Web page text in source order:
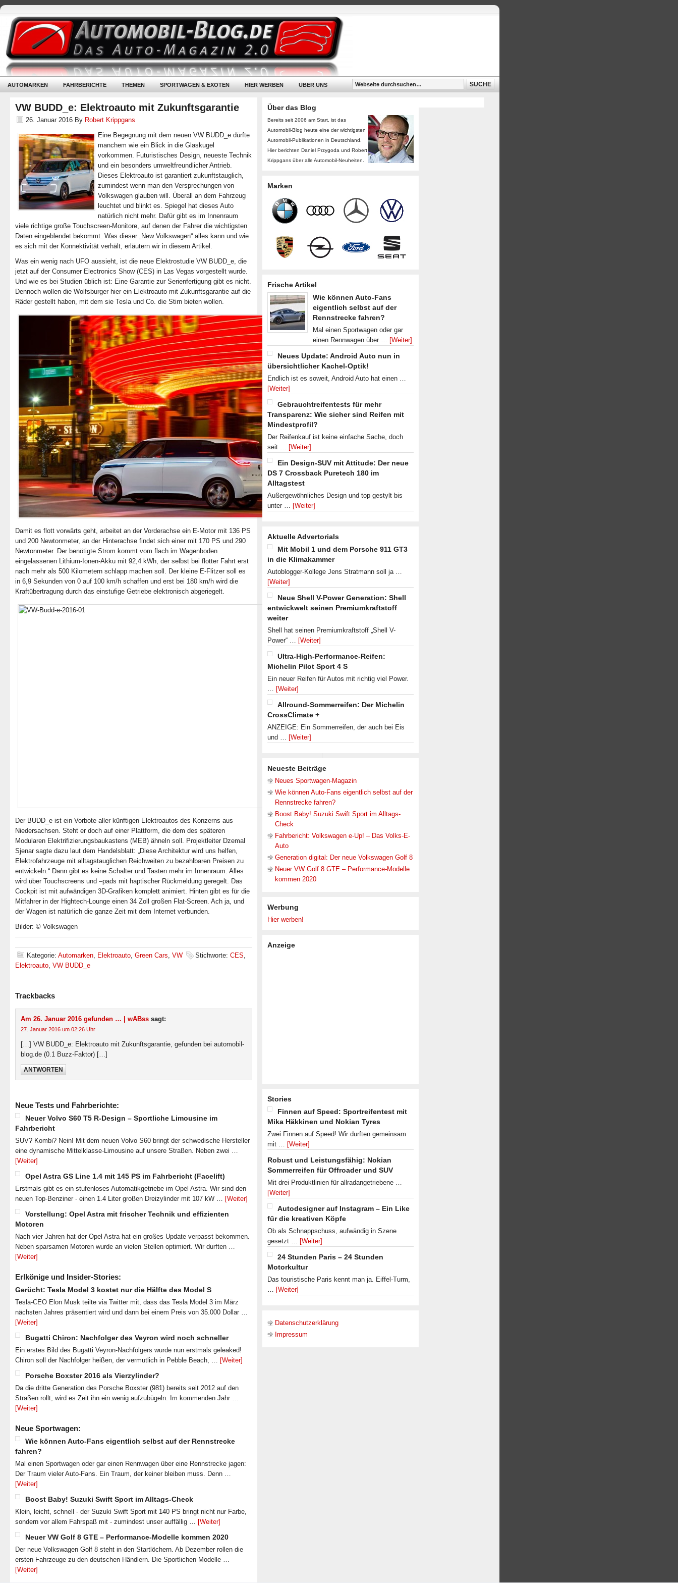
AUTOMARKEN FAHRBERICHTE THEMEN SPORTWAGEN & EXOTEN HIER WERBEN ÜBER UNS
VW BUDD_e: Elektroauto mit Zukunftsgarantie
26. Januar 2016 By Robert Krippgans
Eine Begegnung mit dem neuen VW BUDD_e dürfte
manchem wie ein Blick in die Glaskugel
vorkommen. Futuristisches Design, neueste Technik
und ein besonders umweltfreundlicher Antrieb.
Dieses Elektroauto ist garantiert zukunftstauglich,
zumindest wenn man den Versprechungen von
Volkswagen glauben will. Überall an dem Fahrzeug
leuchtet und blinkt es. Spiegel hat dieses Auto
natürlich nicht mehr. Dafür gibt es im Innenraum
viele richtige große Touchscreen-Monitore, auf denen der Fahrer die wichtigsten
Daten eingeblendet bekommt. Was dieser „New Volkswagen“ alles kann und wie
es sich mit der Konnektivität verhält, erläutern wir in diesem Artikel.
Was ein wenig nach UFO aussieht, ist die neue Elektrostudie VW BUDD_e, die
jetzt auf der Consumer Electronics Show (CES) in Las Vegas vorgestellt wurde.
Und wie es bei Studien üblich ist: Eine Garantie zur Serienfertigung gibt es nicht.
Dennoch wollen die Wolfsburger hier ein Elektroauto mit Zukunftsgarantie auf die
Räder gestellt haben, mit dem sie Tesla und Co. die Stirn bieten wollen.
Damit es flott vorwärts geht, arbeitet an der Vorderachse ein E-Motor mit 136 PS
und 200 Newtonmeter, an der Hinterachse findet sich einer mit 170 PS und 290
Newtonmeter. Der benötigte Strom kommt vom flach im Wagenboden
eingelassenen Lithium-Ionen-Akku mit 92,4 kWh, der selbst bei flotter Fahrt erst
nach mehr als 500 Kilometern schlapp machen soll. Der kleine E-Flitzer soll es
in 6,9 Sekunden von 0 auf 100 km/h schaffen und erst bei 180 km/h wird die
Kraftübertragung durch das einstufige Getriebe elektronisch abgeriegelt.
Der BUDD_e ist ein Vorbote aller künftigen Elektroautos des Konzerns aus
Niedersachsen. Steht er doch auf einer Plattform, die dem des späteren
Modularen Elektrifizierungsbaukastens (MEB) ähneln soll. Projektleiter Dzemal
Sjenar sagte dazu laut dem Handelsblatt: „Diese Architektur wird uns helfen,
Elektrofahrzeuge mit alltagstauglichen Reichweiten zu bezahlbaren Preisen zu
entwickeln.“ Dann gibt es keine Schalter und Tasten mehr im Innenraum. Alles
wird über Touchscreens und –pads mit haptischer Rückmeldung geregelt. Das
Cockpit ist mit aufwändigen 3D-Grafiken komplett animiert. Hinten gibt es für die
Mitfahrer in der Hightech-Lounge einen 34 Zoll großen Flat-Screen. Ach ja, und
der Wagen ist natürlich die ganze Zeit mit dem Internet verbunden.
Bilder: © Volkswagen
Kategorie: Automarken, Elektroauto, Green Cars, VW Stichworte: CES,
Elektroauto, VW BUDD_e
Trackbacks
Am 26. Januar 2016 gefunden … | wABss sagt:
27. Januar 2016 um 02:26 Uhr
[…] VW BUDD_e: Elektroauto mit Zukunftsgarantie, gefunden bei automobil-
blog.de (0.1 Buzz-Faktor) […]
ANTWORTEN
Neue Tests und Fahrberichte:
Neuer Volvo S60 T5 R-Design – Sportliche Limousine im
Fahrbericht
SUV? Kombi? Nein! Mit dem neuen Volvo S60 bringt der schwedische Hersteller
eine dynamische Mittelklasse-Limousine auf unsere Straßen. Neben zwei …
[Weiter]
Opel Astra GS Line 1.4 mit 145 PS im Fahrbericht (Facelift)
Erstmals gibt es ein stufenloses Automatikgetriebe im Opel Astra. Wir sind den
neuen Top-Benziner - einen 1.4 Liter großen Dreizylinder mit 107 kW … [Weiter]
Vorstellung: Opel Astra mit frischer Technik und effizienten
Motoren
Nach vier Jahren hat der Opel Astra hat ein großes Update verpasst bekommen.
Neben sparsamen Motoren wurde an vielen Stellen optimiert. Wir durften …
[Weiter]
Erlkönige und Insider-Stories:
Gerücht: Tesla Model 3 kostet nur die Hälfte des Model S
Tesla-CEO Elon Musk teilte via Twitter mit, dass das Tesla Model 3 im März
nächsten Jahres präsentiert wird und dann bei einem Preis von 35.000 Dollar …
[Weiter]
Bugatti Chiron: Nachfolger des Veyron wird noch schneller
Ein erstes Bild des Bugatti Veyron-Nachfolgers wurde nun erstmals geleaked!
Chiron soll der Nachfolger heißen, der vermutlich in Pebble Beach, … [Weiter]
Porsche Boxster 2016 als Vierzylinder?
Da die dritte Generation des Porsche Boxster (981) bereits seit 2012 auf den
Straßen rollt, wird es Zeit ihn ein wenig aufzubügeln. Im kommenden Jahr …
[Weiter]
Neue Sportwagen:
Wie können Auto-Fans eigentlich selbst auf der Rennstrecke
fahren?
Mal einen Sportwagen oder gar einen Rennwagen über eine Rennstrecke jagen:
Der Traum vieler Auto-Fans. Ein Traum, der keiner bleiben muss. Denn …
[Weiter]
Boost Baby! Suzuki Swift Sport im Alltags-Check
Klein, leicht, schnell - der Suzuki Swift Sport mit 140 PS bringt nicht nur Farbe,
sondern vor allem Fahrspaß mit - zumindest unser auffällig … [Weiter]
Neuer VW Golf 8 GTE – Performance-Modelle kommen 2020
Der neue Volkswagen Golf 8 steht in den Startlöchern. Ab Dezember rollen die
ersten Fahrzeuge zu den deutschen Händlern. Die Sportlichen Modelle …
[Weiter]
Über das Blog
Bereits seit 2006 am Start, ist das
Automobil-Blog heute eine der wichtigsten
Automobil-Publikationen in Deutschland.
Hier berichten Daniel Przygoda und Robert
Krippgans über alle Automobil-Neuheiten.
Marken
Frische Artikel
Wie können Auto-Fans
eigentlich selbst auf der
Rennstrecke fahren?
Mal einen Sportwagen oder gar
einen Rennwagen über … [Weiter]
Neues Update: Android Auto nun in
übersichtlicher Kachel-Optik!
Endlich ist es soweit, Android Auto hat einen …
[Weiter]
Gebrauchtreifentests für mehr
Transparenz: Wie sicher sind Reifen mit
Mindestprofil?
Der Reifenkauf ist keine einfache Sache, doch
seit … [Weiter]
Ein Design-SUV mit Attitude: Der neue
DS 7 Crossback Puretech 180 im
Alltagstest
Außergewöhnliches Design und top gestylt bis
unter … [Weiter]
Aktuelle Advertorials
Mit Mobil 1 und dem Porsche 911 GT3
in die Klimakammer
Autoblogger-Kollege Jens Stratmann soll ja …
[Weiter]
Neue Shell V-Power Generation: Shell
entwickwelt seinen Premiumkraftstoff
weiter
Shell hat seinen Premiumkraftstoff „Shell V-
Power“ … [Weiter]
Ultra-High-Performance-Reifen:
Michelin Pilot Sport 4 S
Ein neuer Reifen für Autos mit richtig viel Power.
… [Weiter]
Allround-Sommerreifen: Der Michelin
CrossClimate +
ANZEIGE: Ein Sommerreifen, der auch bei Eis
und … [Weiter]
Neueste Beiträge
Neues Sportwagen-Magazin
Wie können Auto-Fans eigentlich selbst auf der
Rennstrecke fahren?
Boost Baby! Suzuki Swift Sport im Alltags-
Check
Fahrbericht: Volkswagen e-Up! – Das Volks-E-
Auto
Generation digital: Der neue Volkswagen Golf 8
Neuer VW Golf 8 GTE – Performance-Modelle
kommen 2020
Werbung
Hier werben!
Anzeige
Stories
Finnen auf Speed: Sportreifentest mit
Mika Häkkinen und Nokian Tyres
Zwei Finnen auf Speed! Wir durften gemeinsam
mit … [Weiter]
Robust und Leistungsfähig: Nokian
Sommerreifen für Offroader und SUV
Mit drei Produktlinien für allradangetriebene …
[Weiter]
Autodesigner auf Instagram – Ein Like
für die kreativen Köpfe
Ob als Schnappschuss, aufwändig in Szene
gesetzt … [Weiter]
24 Stunden Paris – 24 Stunden
Motorkultur
Das touristische Paris kennt man ja. Eiffel-Turm,
… [Weiter]
Datenschutzerklärung
Impressum